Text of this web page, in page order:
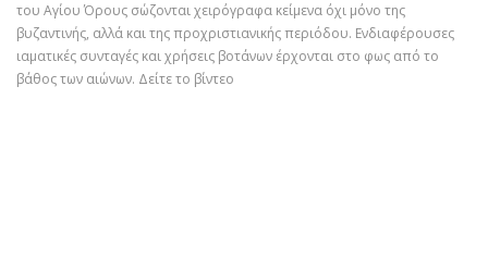
του Αγίου Όρους σώζονται χειρόγραφα κείμενα όχι μόνο της
βυζαντινής, αλλά και της προχριστιανικής περιόδου. Ενδιαφέρουσες
ιαματικές συνταγές και χρήσεις βοτάνων έρχονται στο φως από το
βάθος των αιώνων. Δείτε το βίντεο